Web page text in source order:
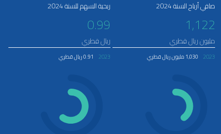
صافي أرباح السنة 2024
1,122
مليون ريال قطري
2023 1,030 مليون ريال قطري
ربحية السهم للسنة 2024
0.99
ريال قطري
2023 0.91 ريال قطري